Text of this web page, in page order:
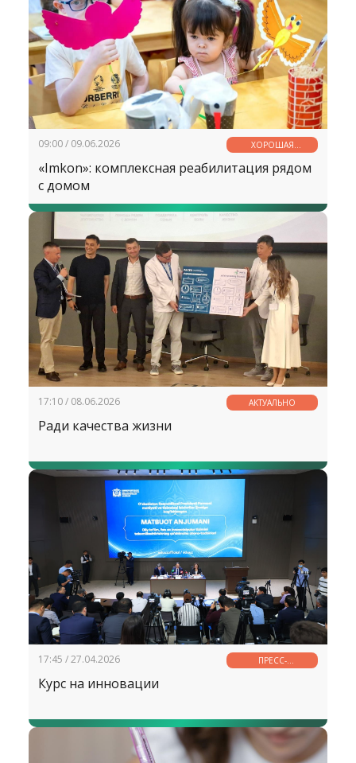
09:00 / 09.06.2026
ХОРОШАЯ
НОВОСТЬ
«Imkon»: комплексная реабилитация рядом
с домом
17:10 / 08.06.2026 АКТУАЛЬНО
Ради качества жизни
17:45 / 27.04.2026
ПРЕСС-
КОНФЕРЕНЦИЯ
Курс на инновации